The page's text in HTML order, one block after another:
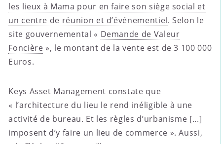
les lieux à Mama pour en faire son siège social et
un centre de réunion et d’événementiel. Selon le
site gouvernemental « Demande de Valeur
Foncière », le montant de la vente est de 3 100 000
Euros.
Keys Asset Management constate que
« l’architecture du lieu le rend inéligible à une
activité de bureau. Et les règles d’urbanisme [...]
imposent d’y faire un lieu de commerce ». Aussi,